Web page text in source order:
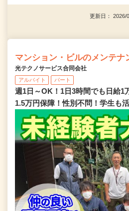
更新日：
マンション・ビルのメンテナ
光テクノサービス合同会社
アルバイト パート
週1日～OK！1日3時間でも日給1
1.5万円保障！性別不問！学生も活